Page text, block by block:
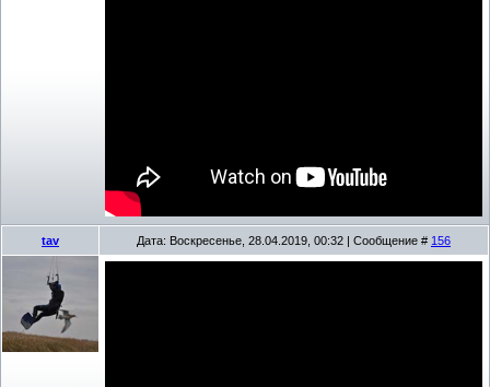
tav Дата: Воскресенье, 28.04.2019, 00:32 | Сообщение # 156